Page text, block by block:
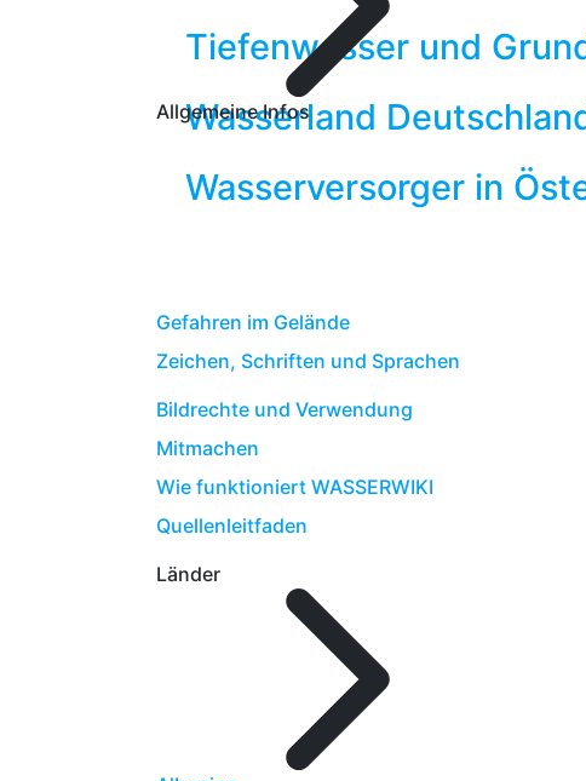
Allgemeine Infos
Gefahren im Gelände
Zeichen, Schriften und Sprachen
Bildrechte und Verwendung
Mitmachen
Wie funktioniert WASSERWIKI
Quellenleitfaden
Länder
Tiefenwasser und
Wasserland
Wasserversorger in